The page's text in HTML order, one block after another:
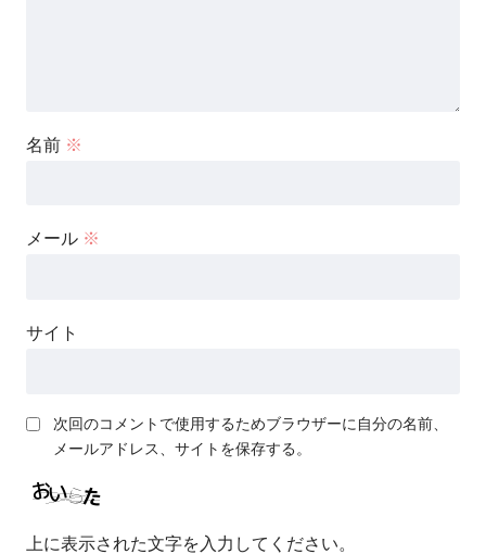
名前 ※
メール ※
サイト
次回のコメントで使用するためブラウザーに自分の名前、
メールアドレス、サイトを保存する。
上に表示された文字を入力してください。